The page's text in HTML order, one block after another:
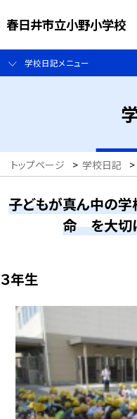
春日井市立小野小学校
学校日記メニュー
トップページ > 学校日記 >
子どもが真ん中の
命 を大切
３年生